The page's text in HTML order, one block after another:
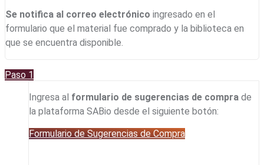
Se notifica al correo electrónico ingresado en el
formulario que el material fue comprado y la biblioteca en
que se encuentra disponible.
Paso 1
Ingresa al formulario de sugerencias de compra de
la plataforma SABio desde el siguiente botón:
Formulario de Sugerencias de Compra